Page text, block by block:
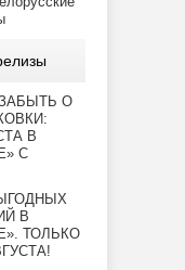
О
В
С
В
ТОЛЬКО